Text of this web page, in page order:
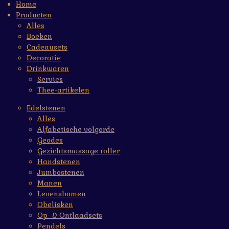
Home
Producten
Alles
Boeken
Cadeausets
Decoratie
Drinkwaren
Servies
Thee-artikelen
Edelstenen
Alles
Alfabetische volgorde
Geodes
Gezichtsmassage roller
Handstenen
Jumbostenen
Manen
Levensbomen
Obelisken
Op- & Ontlaadsets
Pendels